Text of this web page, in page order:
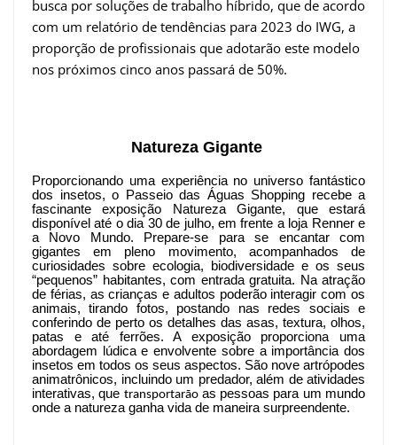
busca por soluções de trabalho híbrido, que de acordo
com um relatório de tendências para 2023 do IWG, a
proporção de profissionais que adotarão este modelo
nos próximos cinco anos passará de 50%.
Natureza Gigante
Proporcionando uma experiência no universo fantástico
dos insetos, o Passeio das Águas Shopping recebe a
fascinante exposição Natureza Gigante, que estará
disponível até o dia 30 de julho, em frente a loja Renner e
a Novo Mundo. Prepare-se para se encantar com
gigantes em pleno movimento, acompanhados de
curiosidades sobre ecologia, biodiversidade e os seus
“pequenos” habitantes, com entrada gratuita. Na atração
de férias, as crianças e adultos poderão interagir com os
animais, tirando fotos, postando nas redes sociais e
conferindo de perto os detalhes das asas, textura, olhos,
patas e até ferrões. A exposição proporciona uma
abordagem lúdica e envolvente sobre a importância dos
insetos em todos os seus aspectos. São nove artrópodes
animatrônicos, incluindo um predador, além de atividades
interativas, que transportarãoas pessoas para um mundo
onde a natureza ganha vida de maneira surpreendente.